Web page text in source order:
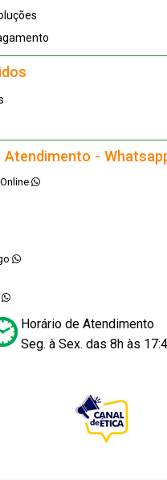
Atendimento -
Horário de Atendimento
Seg. à Sex. das 8h às